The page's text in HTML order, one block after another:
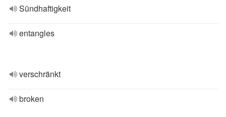
Sündhaftigkeit
entangles
verschränkt
broken